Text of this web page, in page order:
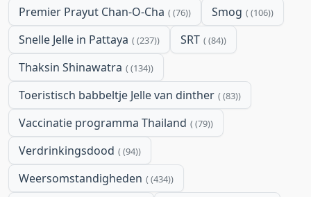
Premier Prayut Chan-O-Cha (76) Smog (106)
Snelle Jelle in Pattaya (237) SRT (84)
Thaksin Shinawatra (134)
Toeristisch babbeltje Jelle van dinther (83)
Vaccinatie programma Thailand (79)
Verdrinkingsdood (94)
Weersomstandigheden (434)